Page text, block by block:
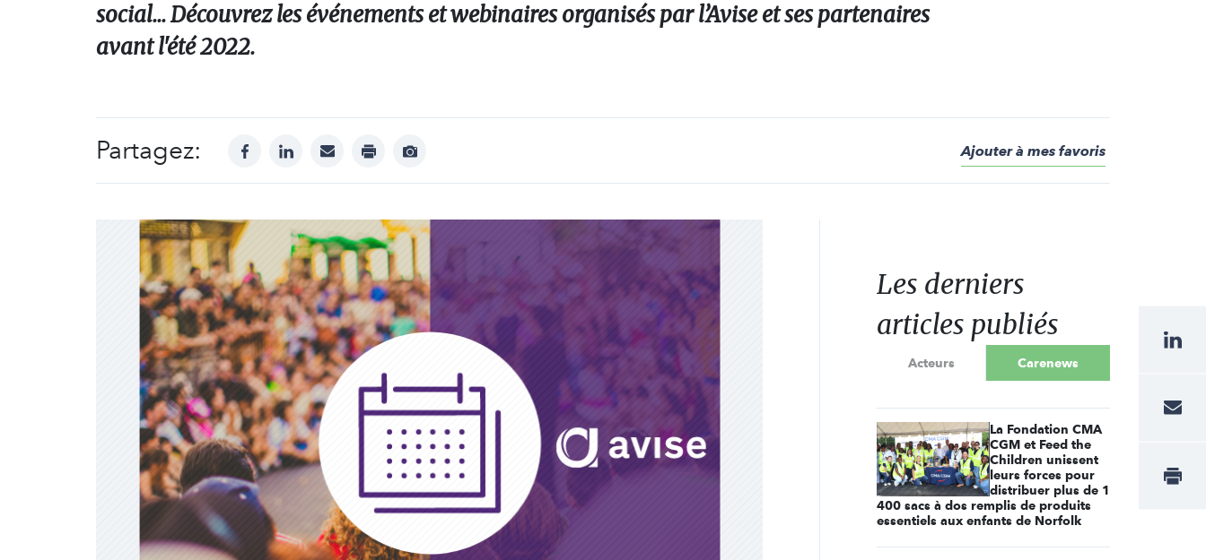
social... Découvrez les événements et webinaires organisés par l’Avise et ses partenaires
avant l'été 2022.
Partagez: facebooklinkedinmail print
Afficher
Ajouter à mes favoris
Les derniers
articles publiés
Acteurs Carenews
La Fondation CMA
CGM et Feed the
Children unissent
leurs forces pour
distribuer plus de 1
400 sacs à dos remplis de produits
essentiels aux enfants de Norfolk